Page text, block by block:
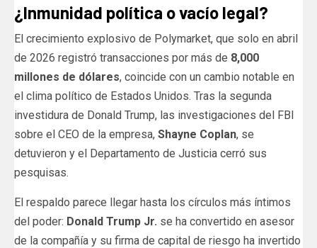
¿Inmunidad política o vacío legal?
El crecimiento explosivo de Polymarket, que solo en abril
de 2026 registró transacciones por más de 8,000
millones de dólares, coincide con un cambio notable en
el clima político de Estados Unidos. Tras la segunda
investidura de Donald Trump, las investigaciones del FBI
sobre el CEO de la empresa, Shayne Coplan, se
detuvieron y el Departamento de Justicia cerró sus
pesquisas.
El respaldo parece llegar hasta los círculos más íntimos
del poder: Donald Trump Jr. se ha convertido en asesor
de la compañía y su firma de capital de riesgo ha invertido